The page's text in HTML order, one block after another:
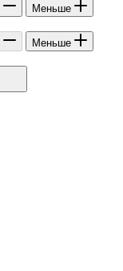
Меньше
Меньше